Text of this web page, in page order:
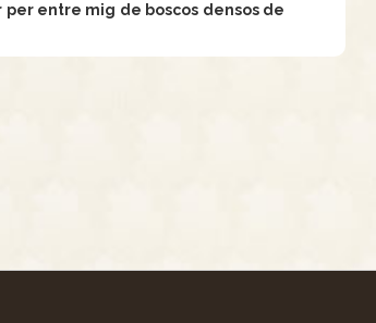
entre mig de boscos densos de